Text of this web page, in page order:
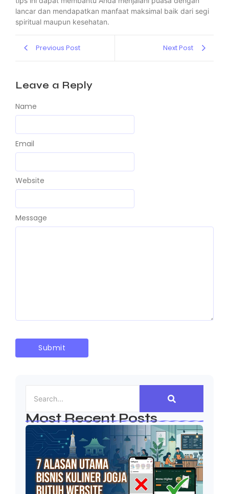
lancar dan mendapatkan manfaat maksimal baik dari segi
spiritual maupun kesehatan.
Previous Post Next Post
Leave a Reply
Message
Name
Email
Website
Most Recent Posts